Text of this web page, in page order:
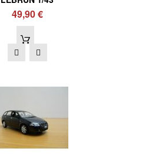
49,90 €